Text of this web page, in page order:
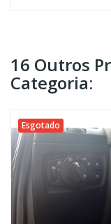
16 Outros
Categoria:
Esgotado